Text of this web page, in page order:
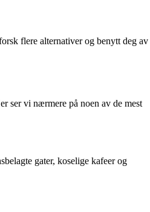
flere alternativer og benytt deg av
ser vi nærmere på noen av de mest
gater, koselige kafeer og